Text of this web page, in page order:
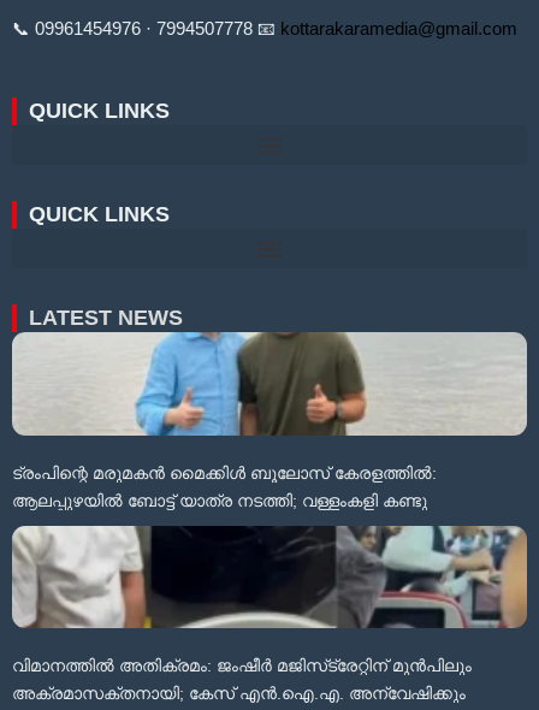
📞 09961454976 · 7994507778 📧 kottarakaramedia@gmail.com
QUICK LINKS
QUICK LINKS
LATEST NEWS
ട്രംപിന്റെ മരുമകൻ മൈക്കിൾ ബൂലോസ് കേരളത്തിൽ:
ആലപ്പുഴയിൽ ബോട്ട് യാത്ര നടത്തി; വള്ളംകളി കണ്ടു
വിമാനത്തിൽ അതിക്രമം: ജംഷീർ മജിസ്‌ട്രേറ്റിന് മുൻപിലും
അക്രമാസക്തനായി; കേസ് എൻ.ഐ.എ. അന്വേഷിക്കും